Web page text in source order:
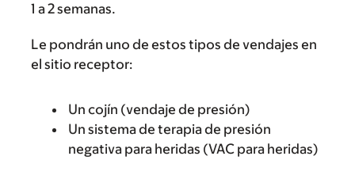
1 a 2 semanas.
Le pondrán uno de estos tipos de vendajes en
el sitio receptor:
Un cojín (vendaje de presión)
Un sistema de terapia de presión
negativa para heridas (VAC para heridas)